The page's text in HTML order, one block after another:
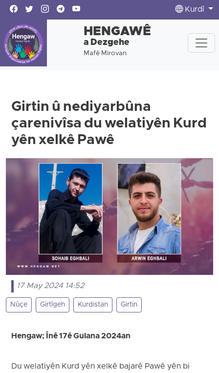
Kurdî
HENGAWÊ
a Dezgehe
Mafê Mirovan
Girtin û nediyarbûna
çarenivîsa du welatiyên Kurd
yên xelkê Pawê
17 May 2024 14:52
Nûçe Girtîgeh Kurdistan Girtin
Hengaw; Înê 17ê Gulana 2024an
Du welatiyên Kurd yên xelkê bajarê Pawê yên bi